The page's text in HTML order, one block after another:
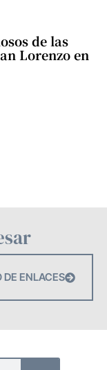
de las
Lorenzo en
DE ENLACES